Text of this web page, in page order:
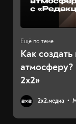
Как
атмосферу?
2х2»
2х2.медиа